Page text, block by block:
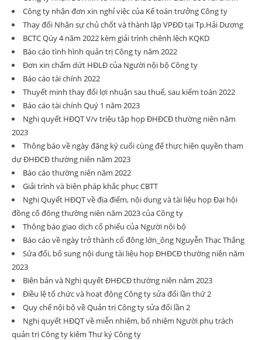
Công ty nhận đơn xin nghỉ việc của Kế toán trưởng Công ty
Thay đổi Nhân sự chủ chốt và thành lập VPĐD tại Tp.Hải Dương
BCTC Qúy 4 năm 2022 kèm giải trình chênh lệch KQKD
Báo cáo tình hình quản trị Công ty năm 2022
Đơn xin chấm dứt HĐLĐ của Người nội bộ Công ty
Báo cáo tài chính 2022
Thuyết minh thay đổi lợi nhuận sau thuế, sau kiểm toán 2022
Báo cáo tài chính Quý 1 năm 2023
Nghị quyết HĐQT V/v triệu tập họp ĐHĐCĐ thường niên năm
2023
Thông báo về ngày đăng ký cuối cùng để thực hiện quyền tham
dự ĐHĐCĐ thường niên năm 2023
Báo cáo thường niên năm 2022
Giải trình và biện pháp khắc phục CBTT
Nghị Quyết HĐQT về địa điểm, nội dung và tài liệu họp Đại hội
đồng cổ đông thường niên năm 2023 của Công ty
Thông báo giao dịch cổ phiếu của Người nội bộ
Báo cáo về ngày trở thành cổ đông lớn_ông Nguyễn Thạc Thắng
Sửa đổi, bổ sung nội dung tài liệu họp ĐHĐCĐ thường niên năm
2023
Biên bản và Nghị quyết ĐHĐCĐ thường niên năm 2023
Điều lệ tổ chức và hoạt động Công ty sửa đổi lần thứ 2
Quy chế nội bộ về Quản trị Công ty sửa đổi lần 2
Nghị quyết HĐQT về miễn nhiệm, bổ nhiệm Người phụ trách
quản trị Công ty kiêm Thư ký Công ty